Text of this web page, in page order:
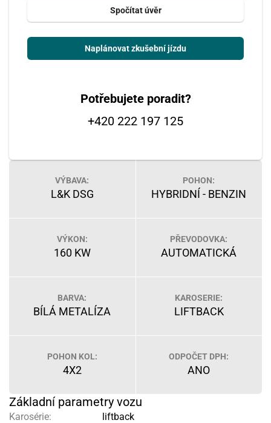
Spočítat úvěr
Naplánovat zkušební jízdu
Potřebujete poradit?
+420 222 197 125
VÝBAVA:
L&K DSG
POHON:
HYBRIDNÍ - BENZIN
VÝKON:
160 KW
PŘEVODOVKA:
AUTOMATICKÁ
BARVA:
BÍLÁ METALÍZA
KAROSERIE:
LIFTBACK
POHON KOL:
4X2
ODPOČET DPH:
ANO
Základní parametry vozu
Karosérie:
liftback